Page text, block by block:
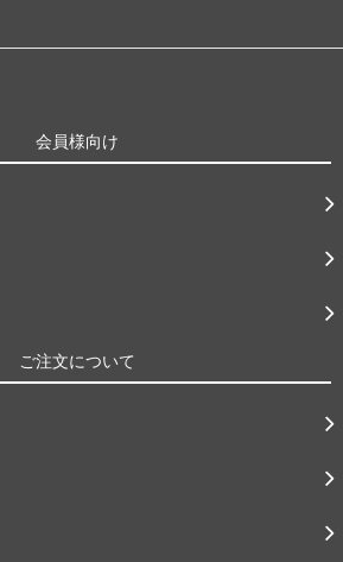
会員様向け
ご注文について